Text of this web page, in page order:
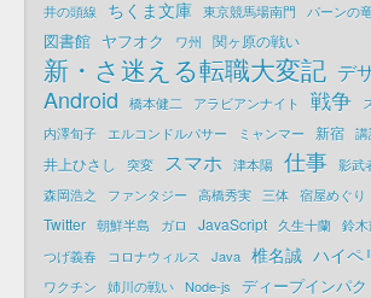
井の頭線 ちくま文庫 東京競馬場南門 パーンの
図書館 ヤフオク ワ州 関ヶ原の戦い
新・さ迷える転職大変記 デ
Android 橋本健二 アラビアンナイト 戦争
内澤旬子
エルコンドルパサー ミャンマー 新宿
井上ひさし 突変 スマホ 津本陽 仕事 影武
森岡浩之
ファンタジー 高橋秀実 三体 宿屋めぐり
Twitter 朝鮮半島 ガロ JavaScript 久生十蘭 鈴
つげ義春 コロナウィルス Java 椎名誠 ハイペ
ワクチン 姉川の戦い Node-js ディープインパク